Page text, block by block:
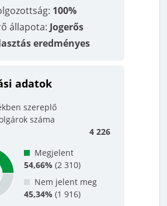
: 100%
állapota: Jogerős
eredményes
adatok
szereplő
száma
4 226
Megjelent
54,66% (2 310)
Nem jelent meg
45,34% (1 916)